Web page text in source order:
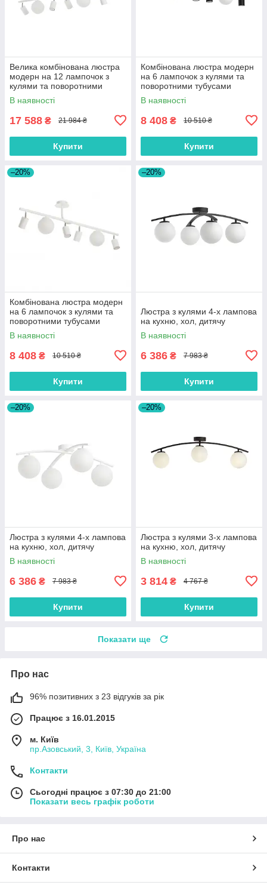
Велика комбінована люстра
модерн на 12 лампочок з
кулями та поворотними
тубусами
В наявності
17 588 ₴ 21 984 ₴
Купити
Комбінована люстра модерн
на 6 лампочок з кулями та
поворотними тубусами
В наявності
8 408 ₴ 10 510 ₴
Купити
–20%
Комбінована люстра модерн
на 6 лампочок з кулями та
поворотними тубусами
В наявності
8 408 ₴ 10 510 ₴
Купити
–20%
Люстра з кулями 4-х лампова
на кухню, хол, дитячу
В наявності
6 386 ₴ 7 983 ₴
Купити
–20%
Люстра з кулями 4-х лампова
на кухню, хол, дитячу
В наявності
6 386 ₴ 7 983 ₴
Купити
–20%
Люстра з кулями 3-х лампова
на кухню, хол, дитячу
В наявності
3 814 ₴ 4 767 ₴
Купити
Показати ще
Про нас
96% позитивних з 23 відгуків за рік
Працює з 16.01.2015
м. Київ
пр.Азовський, 3, Київ, Україна
Контакти
Сьогодні працює з 07:30 до 21:00
Показати весь графік роботи
Про нас
Контакти